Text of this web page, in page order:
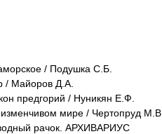
/ Подушка С.Б.
/ Майоров Д.А.
предгорий / Нуникян Е.Ф.
мире / Чертопруд М.В.
рачок. АРХИВАРИУС